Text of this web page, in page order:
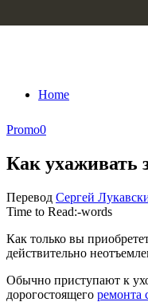
Home
Promo0
Как ухаживать
Перевод Сергей
Time to Read:-words
Как только вы
действительно
Обычно приступают к
дорогостоящего ремонта